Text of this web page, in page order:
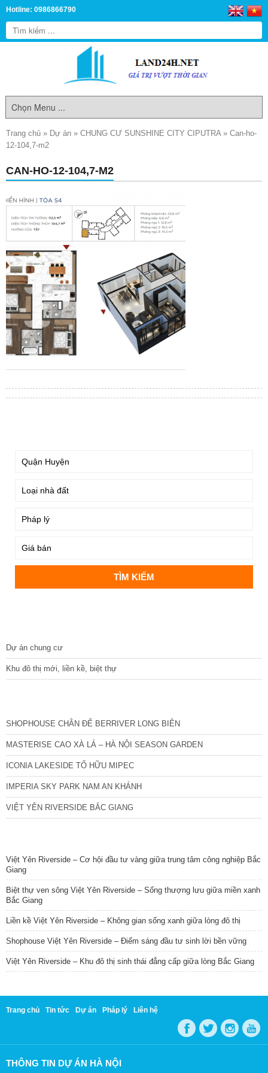
Hotline: 0986866790
Trang chủ » Dự án » CHUNG CƯ SUNSHINE CITY CIPUTRA» Can-ho-
12-104,7-m2
CAN-HO-12-104,7-M2
Dự án chung cư
Khu đô thị mới, liền kề, biệt thự
SHOPHOUSE CHÂN ĐẾ BERRIVER LONG BIÊN
MASTERISE CAO XÀ LÁ – HÀ NỘI SEASON GARDEN
ICONIA LAKESIDE TỐ HỮU MIPEC
IMPERIA SKY PARK NAM AN KHÁNH
VIỆT YÊN RIVERSIDE BẮC GIANG
Việt Yên Riverside – Cơ hội đầu tư vàng giữa trung tâm công nghiệp Bắc
Giang
Biệt thự ven sông Việt Yên Riverside – Sống thượng lưu giữa miền xanh
Bắc Giang
Liền kề Việt Yên Riverside – Không gian sống xanh giữa lòng đô thị
Shophouse Việt Yên Riverside – Điểm sáng đầu tư sinh lời bền vững
Việt Yên Riverside – Khu đô thị sinh thái đẳng cấp giữa lòng Bắc Giang
Trang chủ Tin tức Dự án Pháp lý Liên hệ
THÔNG TIN DỰ ÁN HÀ NỘI